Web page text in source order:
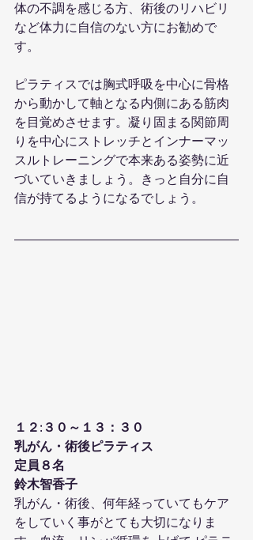
体の不調を感じる方、術後のリハビリ
など体力に自信のない方にお勧めで
す。
ピラティスでは胸式呼吸を中心に骨格
から動かして軸となる内側にある筋肉
を目覚めさせます。凝り固まる関節周
りを中心にストレッチとインナーマッ
スルトレーニングで本来ある姿勢に近
づいていきましょう。きっと自分に自
信が持てるようになるでしょう。
１２:３０～１３：３０
乳がん・術後ピラティス
定員８名
鈴木智香子
乳がん・術後、何年経っていてもケア
をしていく事がとても大切になりま